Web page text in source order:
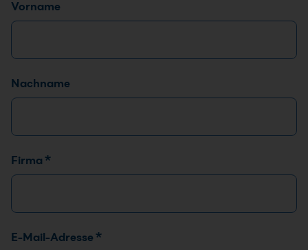
Name*
Vorname
Nachname
N
a
e
*
Firma *
E-Mail-Adresse *